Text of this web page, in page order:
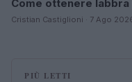
Come ottenere
Cristian Castiglioni · 7 Ago
PIÙ LETTI